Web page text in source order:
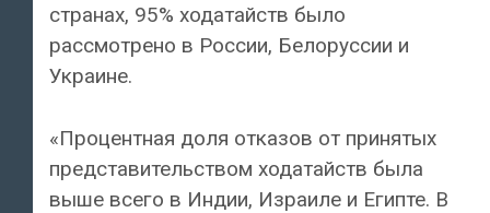
странах, 95% ходатайств было
рассмотрено в России, Белоруссии и
Украине.
«Процентная доля отказов от принятых
представительством ходатайств была
выше всего в Индии, Израиле и Египте. В